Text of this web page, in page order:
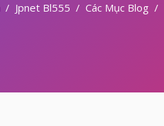
Jpnet Bl555 Các Mục Blog